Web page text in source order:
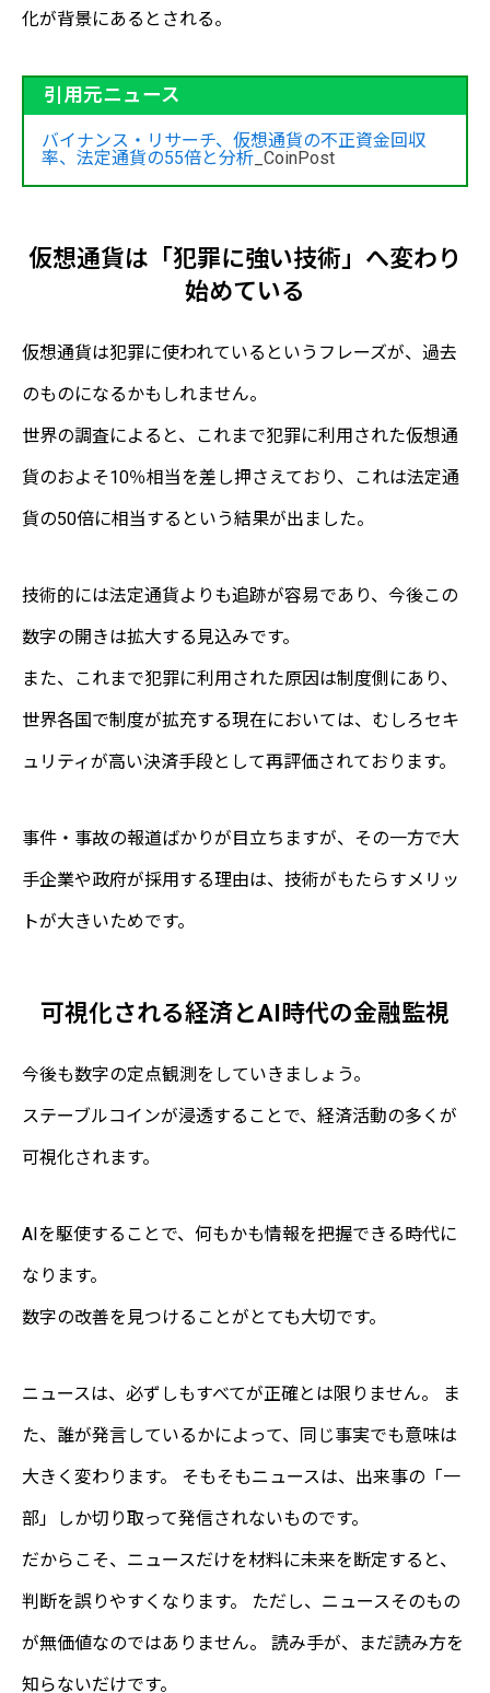
化が背景にあるとされる。
引用元ニュース
バイナンス・リサーチ、仮想通貨の不正資金回収
率、法定通貨の55倍と分析 _CoinPost
仮想通貨は「犯罪に強い技術」へ変わり
始めている
仮想通貨は犯罪に使われているというフレーズが、過去
のものになるかもしれません。
世界の調査によると、これまで犯罪に利用された仮想通
貨のおよそ10％相当を差し押さえており、これは法定通
貨の50倍に相当するという結果が出ました。
技術的には法定通貨よりも追跡が容易であり、今後この
数字の開きは拡大する見込みです。
また、これまで犯罪に利用された原因は制度側にあり、
世界各国で制度が拡充する現在においては、むしろセキ
ュリティが高い決済手段として再評価されております。
事件・事故の報道ばかりが目立ちますが、その一方で大
手企業や政府が採用する理由は、技術がもたらすメリッ
トが大きいためです。
可視化される経済とAI時代の金融監視
今後も数字の定点観測をしていきましょう。
ステーブルコインが浸透することで、経済活動の多くが
可視化されます。
AIを駆使することで、何もかも情報を把握できる時代に
なります。
数字の改善を見つけることがとても大切です。
ニュースは、必ずしもすべてが正確とは限りません。 ま
た、誰が発言しているかによって、同じ事実でも意味は
大きく変わります。 そもそもニュースは、出来事の「一
部」しか切り取って発信されないものです。
だからこそ、ニュースだけを材料に未来を断定すると、
判断を誤りやすくなります。 ただし、ニュースそのもの
が無価値なのではありません。 読み手が、まだ読み方を
知らないだけです。